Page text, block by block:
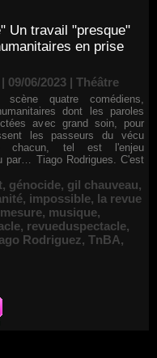
Un travail "presque"
en prise
09/06/2023 | Théâtre
scène quatre comédiens,
dont les paroles
avec grand soin, pour
les passeurs du vécu
chacun, tel est l'enjeu
par… Tiago Rodrigues. C'est
, génocide, gil chauveau,
, impossible, la revue
mesure, musique,
, revueduspectacle,
Rodriguez, TnBA,